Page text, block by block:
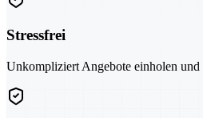
Stressfrei
Unkompliziert Angebote einholen und